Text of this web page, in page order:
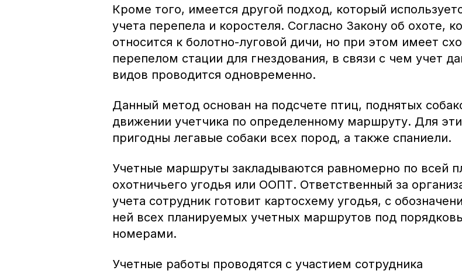
Кроме того, имеется другой подход, который
учета перепела и коростеля. Согласно Закону об охоте,
относится к болотно-луговой дичи, но при этом имеет
перепелом стации для гнездования, в связи с чем учет
видов проводится одновременно.
Данный метод основан на подсчете птиц, поднятых
движении учетчика по определенному маршруту. Для
пригодны легавые собаки всех пород, а также спаниели.
Учетные маршруты закладываются равномерно по всей
охотничьего угодья или ООПТ. Ответственный за
учета сотрудник готовит картосхему угодья, с
ней всех планируемых учетных маршрутов под
номерами.
Учетные работы проводятся с участием сотрудника